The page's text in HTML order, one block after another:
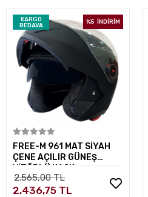
KARGO
BEDAVA
%5 İNDİRİM
Sepete Ekle
FREE-M 961 MAT SİYAH
ÇENE AÇILIR GÜNEŞ
VİZÖRLÜ KASK
2.565,00 TL
2.436,75 TL